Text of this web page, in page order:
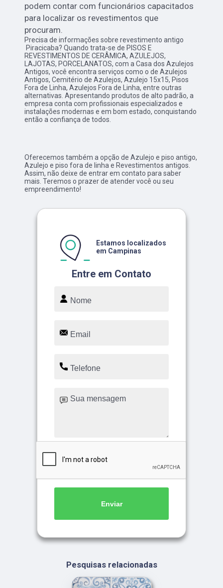
podem contar com funcionários capacitados
para localizar os revestimentos que
procuram.
Precisa de informações sobre revestimento antigo
Piracicaba? Quando trata-se de PISOS E
REVESTIMENTOS DE CERÂMICA, AZULEJOS,
LAJOTAS, PORCELANATOS, com a Casa dos Azulejos
Antigos, você encontra serviços como o de Azulejos
Antigos, Cemitério de Azulejos, Azulejo 15x15, Pisos
Fora de Linha, Azulejos Fora de Linha, entre outras
alternativas. Apresentando produtos de alto padrão, a
empresa conta com profissionais especializados e
instalações modernas e em bom estado, conquistando
então a confiança de todos.
Oferecemos também a opção de Azulejo e piso antigo,
Azulejo e piso fora de linha e Revestimentos antigos.
Assim, não deixe de entrar em contato para saber
mais. Teremos o prazer de atender você ou seu
empreendimento!
Entre em Contato
Estamos localizados
em Campinas
Enviar
Pesquisas relacionadas